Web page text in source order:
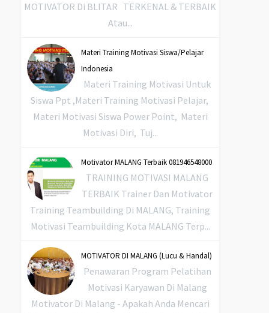
MOTIVATOR Di BLITAR TERKENAL & TERBAIK
Atau...
Materi Training Motivasi Siswa/Pelajar
Indonesia
Materi Training Motivasi Untuk
Siswa Ppt ,Materi Training Motivasi Pelajar,
Materi Motivasi Siswa Power Point, Materi
Motivasi Diri, Tuj...
Motivator MALANG Terbaik 081946548000
TRAINING MOTIVASI MALANG
TERBAIK Trainer Dan Motivator
Training Teambuilding Di MALANG, Training
Motivasi Teambuilding Kota MALANG Terp...
MOTIVATOR DI MALANG (Lucu & Handal)
Penawaran Program Pelatihan
Motivasi Karyawan Di Malang
Motivator Di Malang - Apakah Anda Mencari